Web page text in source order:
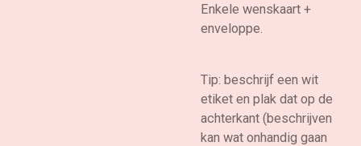
Enkele wenskaart +
enveloppe.
Tip: beschrijf een wit
etiket en plak dat op de
achterkant (beschrijven
kan wat onhandig gaan